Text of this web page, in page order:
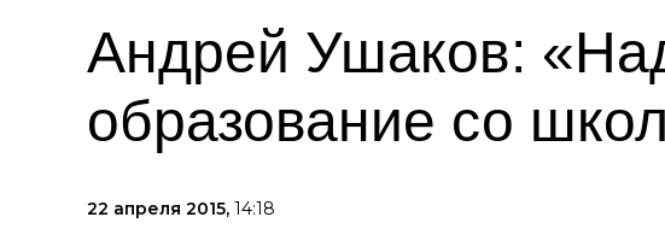
Андрей Ушаков:
образование со
22 апреля 2015, 14:18